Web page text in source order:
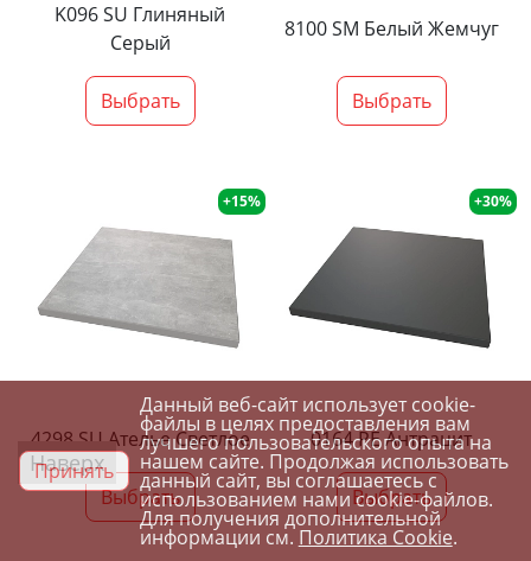
K096 SU Глиняный
Серый
Выбрать
8100 SM Белый Жемчуг
Выбрать
+15%
4298 SU Ателье Светлое
Выбрать
+30%
0164 PE Антрацит
Выбрать
Наверх
Принять
Данный веб-сайт использует cookie-
файлы в целях предоставления вам
лучшего пользовательского опыта на
нашем сайте. Продолжая использовать
данный сайт, вы соглашаетесь с
использованием нами cookie-файлов.
Для получения дополнительной
информации см.Политика Cookie.